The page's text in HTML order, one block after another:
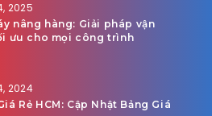
2025
nâng hàng: Giải pháp vận
ưu cho mọi công trình
2024
Rẻ HCM: Cập Nhật Bảng Giá